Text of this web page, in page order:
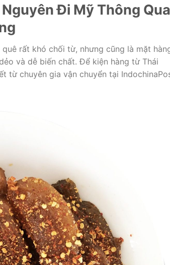
Đi Mỹ Thông
rất khó chối từ, nhưng cũng là mặt
và dễ biến chất. Để kiện hàng từ Thái
từ chuyên gia vận chuyển tại